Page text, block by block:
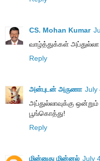
CS. Mohan Kumar
வாழ்த்துக்கள் அப்துல்லா
Reply
அன்புடன் அருணா July
அப்துல்லாவுக்கு
பூங்கொத்து!
Reply
மின்னுது மின்னல் July